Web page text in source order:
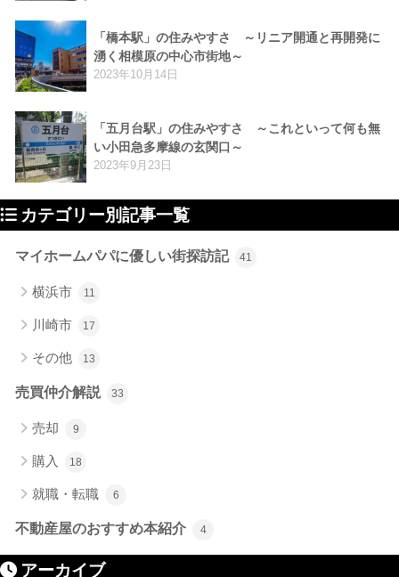
「橋本駅」の住みやすさ ～リニア開通と再開発に
湧く相模原の中心市街地～
2023年10月14日
「五月台駅」の住みやすさ ～これといって何も無
い小田急多摩線の玄関口～
2023年9月23日
カテゴリー別記事一覧
マイホームパパに優しい街探訪記 41
横浜市 11
川崎市 17
その他 13
売買仲介解説 33
売却 9
購入 18
就職・転職 6
不動産屋のおすすめ本紹介 4
アーカイブ